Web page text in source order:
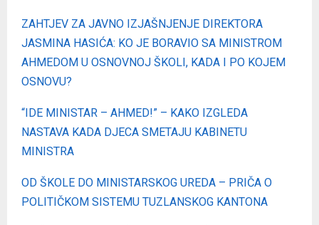
ZAHTJEV ZA JAVNO IZJAŠNJENJE DIREKTORA
JASMINA HASIĆA: KO JE BORAVIO SA MINISTROM
AHMEDOM U OSNOVNOJ ŠKOLI, KADA I PO KOJEM
OSNOVU?
“IDE MINISTAR – AHMED!” – KAKO IZGLEDA
NASTAVA KADA DJECA SMETAJU KABINETU
MINISTRA
OD ŠKOLE DO MINISTARSKOG UREDA – PRIČA O
POLITIČKOM SISTEMU TUZLANSKOG KANTONA